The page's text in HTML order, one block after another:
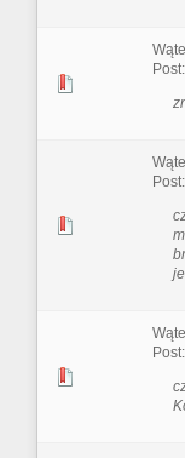
Post:
Post:
Post: